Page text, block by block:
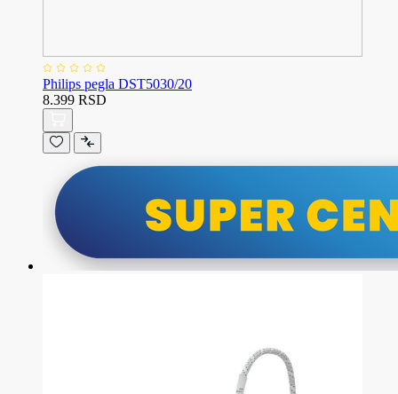
Philips pegla DST5030/20
8.399 RSD